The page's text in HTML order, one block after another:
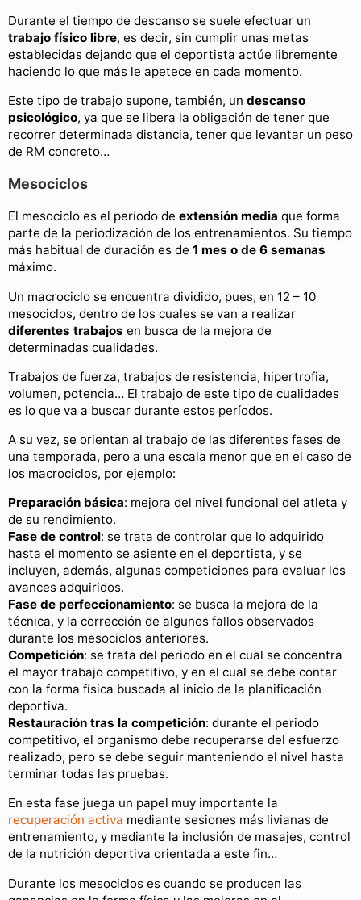
Durante el tiempo de descanso se suele efectuar un
trabajo físico libre, es decir, sin cumplir unas metas
establecidas dejando que el deportista actúe libremente
haciendo lo que más le apetece en cada momento.
Este tipo de trabajo supone, también, un descanso
psicológico, ya que se libera la obligación de tener que
recorrer determinada distancia, tener que levantar un peso
de RM concreto…
Mesociclos
El mesociclo es el período de extensión media que forma
parte de la periodización de los entrenamientos. Su tiempo
más habitual de duración es de 1 mes o de 6 semanas
máximo.
Un macrociclo se encuentra dividido, pues, en 12 – 10
mesociclos, dentro de los cuales se van a realizar
diferentes trabajos en busca de la mejora de
determinadas cualidades.
Trabajos de fuerza, trabajos de resistencia, hipertrofia,
volumen, potencia… El trabajo de este tipo de cualidades
es lo que va a buscar durante estos períodos.
A su vez, se orientan al trabajo de las diferentes fases de
una temporada, pero a una escala menor que en el caso de
los macrociclos, por ejemplo:
Preparación básica: mejora del nivel funcional del atleta y
de su rendimiento.
Fase de control: se trata de controlar que lo adquirido
hasta el momento se asiente en el deportista, y se
incluyen, además, algunas competiciones para evaluar los
avances adquiridos.
Fase de perfeccionamiento: se busca la mejora de la
técnica, y la corrección de algunos fallos observados
durante los mesociclos anteriores.
Competición: se trata del periodo en el cual se concentra
el mayor trabajo competitivo, y en el cual se debe contar
con la forma física buscada al inicio de la planificación
deportiva.
Restauración tras la competición: durante el periodo
competitivo, el organismo debe recuperarse del esfuerzo
realizado, pero se debe seguir manteniendo el nivel hasta
terminar todas las pruebas.
En esta fase juega un papel muy importante la
recuperación activa mediante sesiones más livianas de
entrenamiento, y mediante la inclusión de masajes, control
de la nutrición deportiva orientada a este fin…
Durante los mesociclos es cuando se producen las